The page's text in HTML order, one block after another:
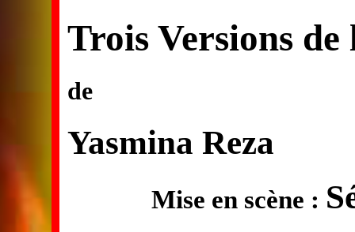
Trois Versions de
de
Yasmina Reza
Mise en scène :